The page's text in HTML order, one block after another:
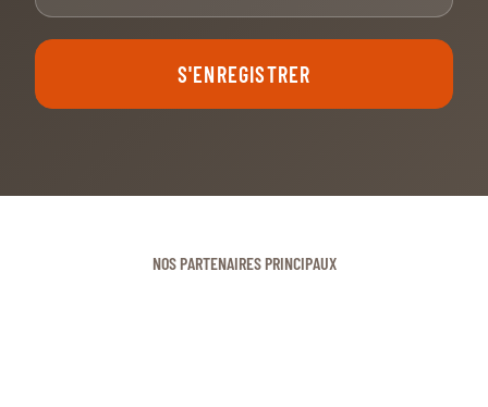
S'ENREGISTRER
NOS PARTENAIRES PRINCIPAUX